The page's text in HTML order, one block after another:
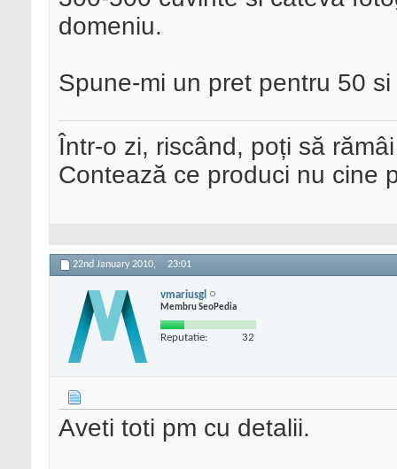
domeniu.
Spune-mi un pret pentru 50
Într-o zi, riscând, poți să
Contează ce produci nu cine
22nd January 2010, 23:01
vmariusgl
Membru SeoPedia
Reputatie: 32
Aveti toti pm cu detalii.